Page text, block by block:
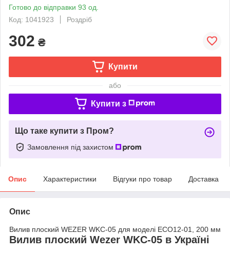
Готово до відправки 93 од.
Код: 1041923
Роздріб
302 ₴
Купити
або
Купити з
Що таке купити з Пром?
Замовлення під захистом
Опис Характеристики Відгуки про товар Доставка
Опис
Вилив плоский WEZER WKC-05 для моделі ЕCО12-01, 200 мм
Вилив плоский Wezer WKC-05 в Україні